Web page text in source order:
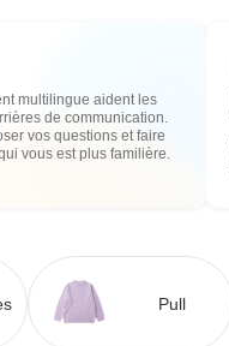
multilingue aident les
de communication.
vos questions et faire
vous est plus familière.
Pull